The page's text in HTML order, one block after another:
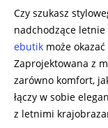
Czy szukasz
nadchodzące letnie
ebutik może
Zaprojektowana z
zarówno komfort,
łączy w sobie
z letnimi